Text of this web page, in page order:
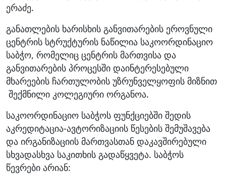
ერაძე.
განათლების ხარისხის განვითარების ეროვნული
ცენტრის სტრუქტურის ნაწილია საკოორდინაციო
საბჭო, რომელიც ცენტრის მართვისა და
განვითარების პროცესში დაინტერესებული
მხარეების ჩართულობის უზრუნველყოფის მიზნით
შექმნილი კოლეგიური ორგანოა.
საკოორდინაციო საბჭოს ფუნქციებში შედის
აკრედიტაცია-ავტორიზაციის წესების შემუშავება
და ირგანიზაციის მართვასთან დაკავშირებული
სხვადასხვა საკითხის გადაწყვეტა. საბჭოს
წევრები არიან: